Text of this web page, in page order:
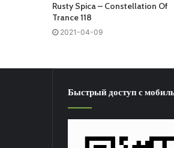
Rusty Spica – Constellation Of
Trance 118
2021-04-09
Быстрый доступ с